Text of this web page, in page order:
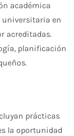
académica
universitaria en
acreditadas.
planificación
prácticas
la oportunidad